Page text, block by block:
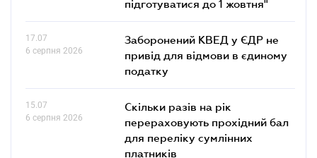
підготуватися до 1 жовтня"
17.07
6 серпня 2026
Заборонений КВЕД у ЄДР не
привід для відмови в єдиному
податку
15.07
6 серпня 2026
Скільки разів на рік
перераховують прохідний бал
для переліку сумлінних
платників